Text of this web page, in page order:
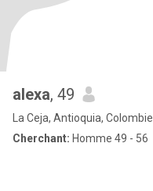
alexa, 49
La Ceja, Antioquia, Colombie
Cherchant: Homme 49 - 56